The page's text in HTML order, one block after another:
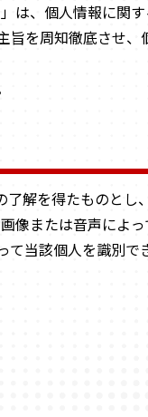
は、個人情報に関
旨を周知徹底させ、
解を得たものとし
像または音声によ
て当該個人を識別で